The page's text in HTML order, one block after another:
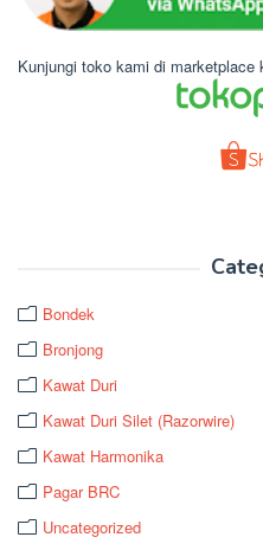
Kunjungi toko kami di marketplace
Bondek
Bronjong
Kawat Duri
Kawat Duri Silet (Razorwire)
Kawat Harmonika
Pagar BRC
Uncategorized